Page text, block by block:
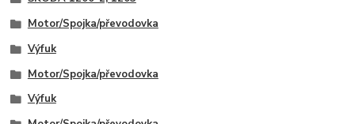
Motor/Spojka/převodovka
Výfuk
Motor/Spojka/převodovka
Výfuk